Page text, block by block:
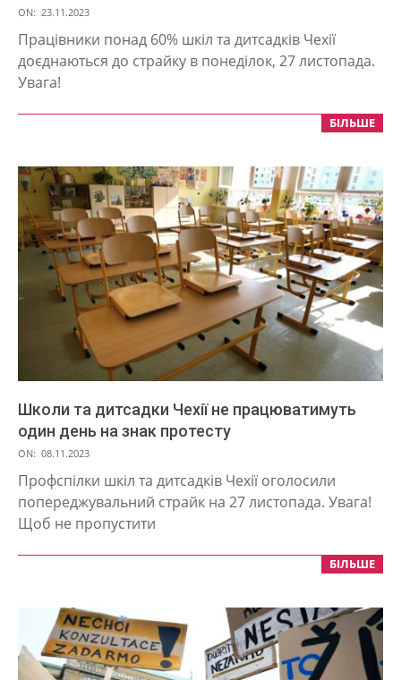
2023-
11-
23
ON: 23.11.2023
Працівники понад 60% шкіл та дитсадків Чехії
доєднаються до страйку в понеділок, 27 листопада.
Увага!
БІЛЬШЕ
Школи та дитсадки Чехії не працюватимуть
один день на знак протесту
2023-
11-
08
ON: 08.11.2023
Профспілки шкіл та дитсадків Чехії оголосили
попереджувальний страйк на 27 листопада. Увага!
Щоб не пропустити
БІЛЬШЕ